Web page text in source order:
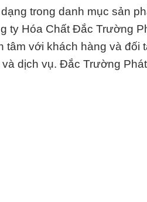
trong danh mục sản
ty Hóa Chất Đắc Trường
tâm với khách hàng và
và dịch vụ. Đắc Trường